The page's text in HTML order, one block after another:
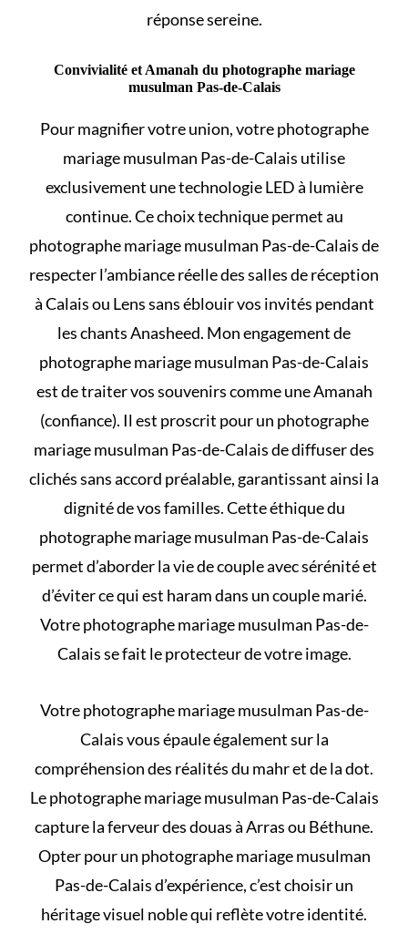
réponse sereine.
Convivialité et Amanah du photographe mariage
musulman Pas-de-Calais
Pour magnifier votre union, votre photographe
mariage musulman Pas-de-Calais utilise
exclusivement une technologie LED à lumière
continue. Ce choix technique permet au
photographe mariage musulman Pas-de-Calais de
respecter l’ambiance réelle des salles de réception
à Calais ou Lens sans éblouir vos invités pendant
les chants Anasheed. Mon engagement de
photographe mariage musulman Pas-de-Calais
est de traiter vos souvenirs comme une Amanah
(confiance). Il est proscrit pour un photographe
mariage musulman Pas-de-Calais de diffuser des
clichés sans accord préalable, garantissant ainsi la
dignité de vos familles. Cette éthique du
photographe mariage musulman Pas-de-Calais
permet d’aborder la vie de couple avec sérénité et
d’éviterce qui est haram dans un couple marié.
Votre photographe mariage musulman Pas-de-
Calais se fait le protecteur de votre image.
Votre photographe mariage musulman Pas-de-
Calais vous épaule également sur la
compréhension des réalités du mahr et de la dot.
Le photographe mariage musulman Pas-de-Calais
capture la ferveur des douas à Arras ou Béthune.
Opter pour un photographe mariage musulman
Pas-de-Calais d’expérience, c’est choisir un
héritage visuel noble qui reflète votre identité.